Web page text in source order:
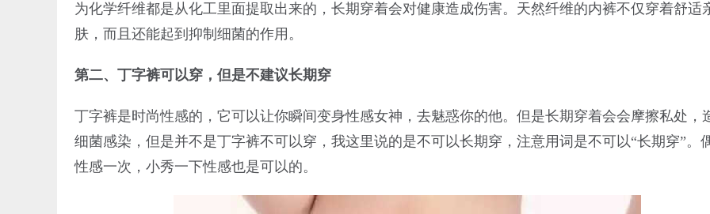
为化学纤维都是从化工里面提取出来的，长期穿着会对健康造成伤害。天然纤维的内裤不仅穿着舒适
肤，而且还能起到抑制细菌的作用。
第二、丁字裤可以穿，但是不建议长期穿
丁字裤是时尚性感的，它可以让你瞬间变身性感女神，去魅惑你的他。但是长期穿着会会摩擦私处，
细菌感染，但是并不是丁字裤不可以穿，我这里说的是不可以长期穿，注意用词是不可以“长期穿”。
性感一次，小秀一下性感也是可以的。